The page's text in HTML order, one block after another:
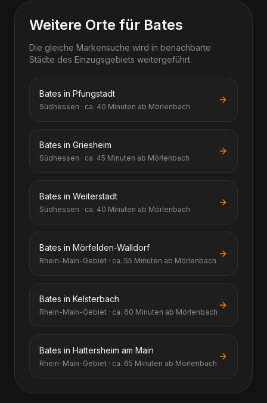
Weitere Orte für Bates
Die gleiche Markensuche wird in benachbarte
Städte des Einzugsgebiets weitergeführt.
Bates in Pfungstadt
Südhessen · ca. 40 Minuten ab Mörlenbach
Bates in Griesheim
Südhessen · ca. 45 Minuten ab Mörlenbach
Bates in Weiterstadt
Südhessen · ca. 40 Minuten ab Mörlenbach
Bates in Mörfelden-Walldorf
Rhein-Main-Gebiet · ca. 55 Minuten ab Mörlenbach
Bates in Kelsterbach
Rhein-Main-Gebiet · ca. 60 Minuten ab Mörlenbach
Bates in Hattersheim am Main
Rhein-Main-Gebiet · ca. 65 Minuten ab Mörlenbach